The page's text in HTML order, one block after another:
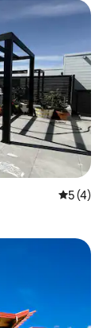
Note
5 (4)